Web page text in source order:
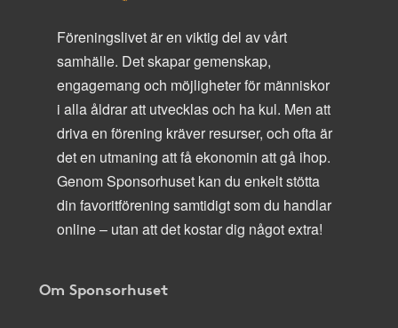
Föreningslivet är en viktig del av vårt
samhälle. Det skapar gemenskap,
engagemang och möjligheter för människor
i alla åldrar att utvecklas och ha kul. Men att
driva en förening kräver resurser, och ofta är
det en utmaning att få ekonomin att gå ihop.
Genom Sponsorhuset kan du enkelt stötta
din favoritförening samtidigt som du handlar
online – utan att det kostar dig något extra!
Om Sponsorhuset